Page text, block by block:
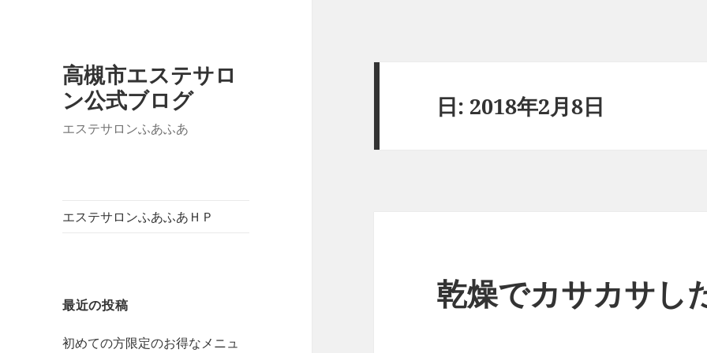
高槻市エステサロ
ン公式ブログ
エステサロンふあふあ
エステサロンふあふあＨＰ
最近の投稿
初めての方限定のお得なメニュ
日: 2018年2月8日
乾燥でカサカサし